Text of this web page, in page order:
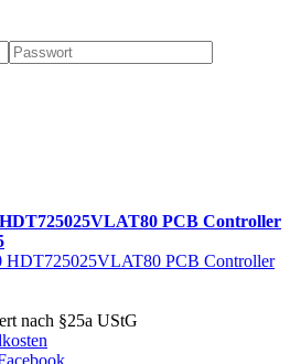
PCB Controller
nach §25a UStG